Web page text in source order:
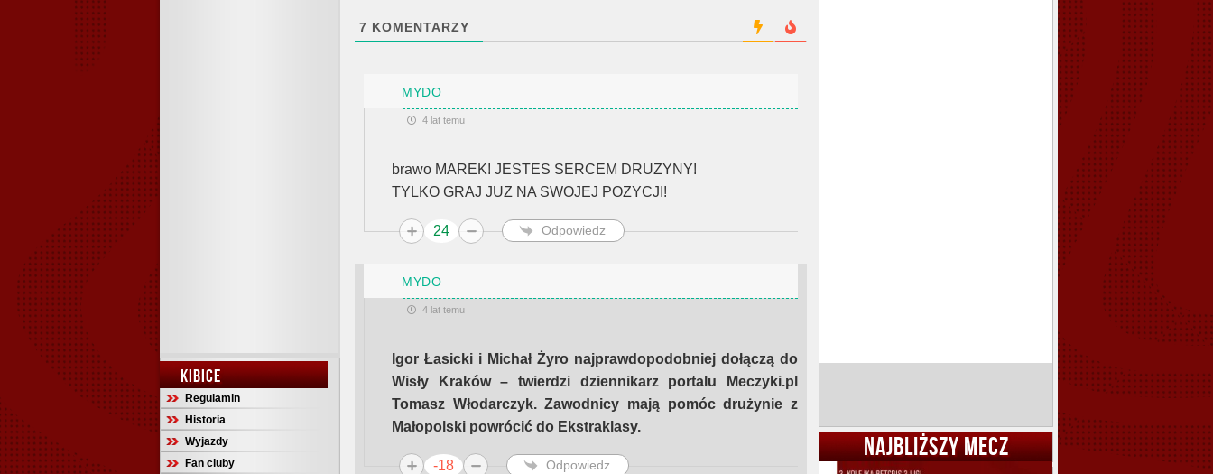
KIBICE
Regulamin
Historia
Wyjazdy
Fan cluby
7 KOMENTARZY
MYDO
4 lat temu
brawo MAREK! JESTES SERCEM DRUZYNY!
TYLKO GRAJ JUZ NA SWOJEJ POZYCJI!
24 Odpowiedz
MYDO
4 lat temu
Igor Łasicki i Michał Żyro najprawdopodobniej dołączą do
Wisły Kraków – twierdzi dziennikarz portalu Meczyki.pl
Tomasz Włodarczyk. Zawodnicy mają pomóc drużynie z
Małopolski powrócić do Ekstraklasy.
-18 Odpowiedz
NAJBLIŻSZY MECZ